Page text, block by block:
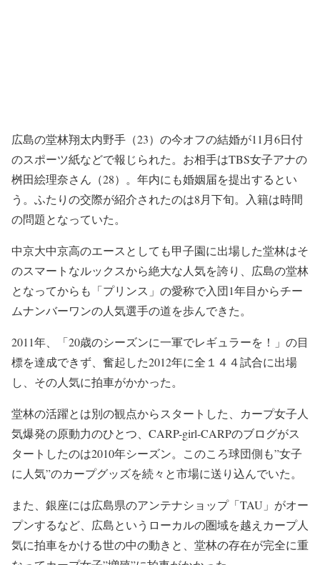
広島の堂林翔太内野手（23）の今オフの結婚が11月6日付
のスポーツ紙などで報じられた。お相手はTBS女子アナの
桝田絵理奈さん（28）。年内にも婚姻届を提出するとい
う。ふたりの交際が紹介されたのは8月下旬。入籍は時間
の問題となっていた。
中京大中京高のエースとしても甲子園に出場した堂林はそ
のスマートなルックスから絶大な人気を誇り、広島の堂林
となってからも「プリンス」の愛称で入団1年目からチー
ムナンバーワンの人気選手の道を歩んできた。
2011年、「20歳のシーズンに一軍でレギュラーを！」の目
標を達成できず、奮起した2012年に全１４４試合に出場
し、その人気に拍車がかかった。
堂林の活躍とは別の観点からスタートした、カープ女子人
気爆発の原動力のひとつ、CARP-girl-CARPのブログがス
タートしたのは2010年シーズン。このころ球団側も”女子
に人気”のカープグッズを続々と市場に送り込んでいた。
また、銀座には広島県のアンテナショップ「TAU」がオー
プンするなど、広島というローカルの圏域を越えカープ人
気に拍車をかける世の中の動きと、堂林の存在が完全に重